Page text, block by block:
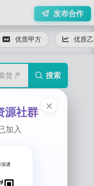
优质甲方 优质
 搜索
 发布合作
×
源社群
加入